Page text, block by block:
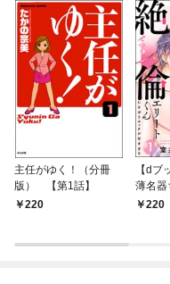
主任がゆく！（分冊
版） 【第1話】
220
【dブ
薄名器
リート
220